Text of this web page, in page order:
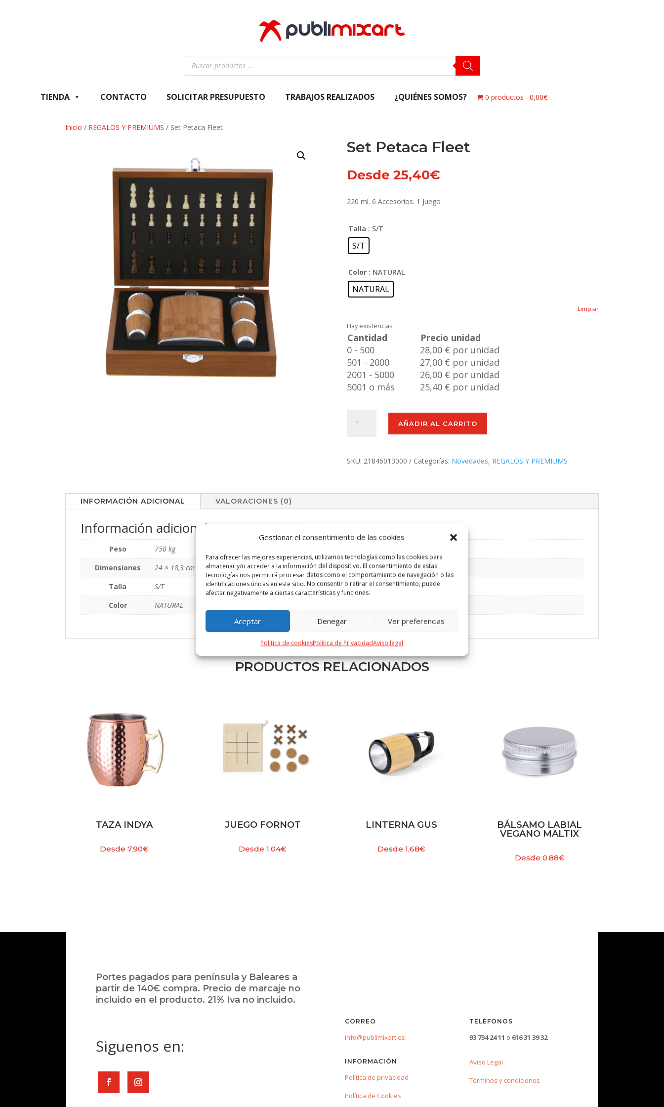
Gestionar el consentimiento de las cookies
Para ofrecer las mejores experiencias, utilizamos tecnologías como las cookies para
almacenar y/o acceder a la información del dispositivo. El consentimiento de estas
tecnologías nos permitirá procesar datos como el comportamiento de navegación o las
identificaciones únicas en este sitio. No consentir o retirar el consentimiento, puede
afectar negativamente a ciertas características y funciones.
Aceptar Denegar Ver preferencias
Política de cookiesPolítica de PrivacidadAviso legal
Búsqueda
productos
TIENDA CONTACTO SOLICITAR PRESUPUESTO TRABAJOS REALIZADOS ¿QUIÉNES SOMOS? 0 productos 0,00€
Inicio / REGALOS Y PREMIUMS / Set Petaca Fleet
Set Petaca Fleet
Desde 25,40€
220 ml. 6 Accesorios. 1 Juego
Talla : S/T
S/T
Color : NATURAL
NATURAL
Limpiar
Hay existencias
Cantidad
Precio unidad
0 - 500
28,00 € por unidad
501 - 2000
27,00 € por unidad
2001 - 5000
26,00 € por unidad
5001 o más
25,40 € por unidad
Petaca
AÑADIR AL CARRITO
SKU: 21846013000 Categorías: Novedades, REGALOS Y PREMIUMS
INFORMACIÓN ADICIONAL VALORACIONES (0)
Información adicional
Peso
750 kg
Dimensiones
24 × 18,3 cm
Talla
S/T
Color
NATURAL
PRODUCTOS RELACIONADOS
TAZA INDYA
Desde7,90€
JUEGO FORNOT
Desde1,04€
LINTERNA GUS
Desde 1,68€
BÁLSAMO LABIAL
VEGANO MALTIX
Desde 0,88€
Portes pagados para península y Baleares a
partir de 140€ compra. Precio de marcaje no
incluido en el producto. 21% Iva no incluido.
Siguenos en:
CORREO
info@publimixart.es
INFORMACIÓN
Política de privacidad
Política de Cookies
TELÉFONOS
93 734 24 11 o 616 31 39 32
Aviso Legal
Términos y condiciones